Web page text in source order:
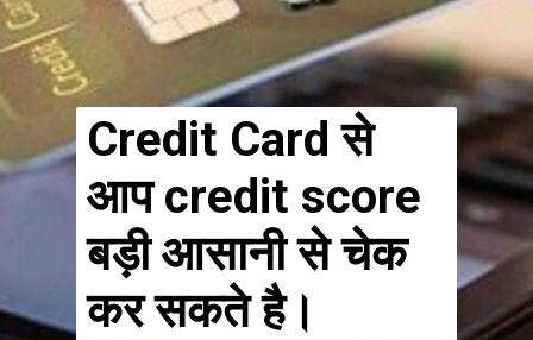
Credit Card से
आप credit score
बड़ी आसानी से चेक
कर सकते है।